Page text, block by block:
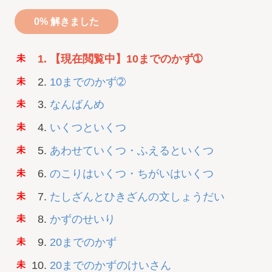
0% 解きました
【現在閲覧中】10までのかず➀
10までのかず➁
なんばんめ
いくつといくつ
あわせていくつ・ふえるといくつ
のこりはいくつ・ちがいはいくつ
たしざんとひきざんの文しょうだい
かずのせいり
20までのかず
20までのかずのけいさん